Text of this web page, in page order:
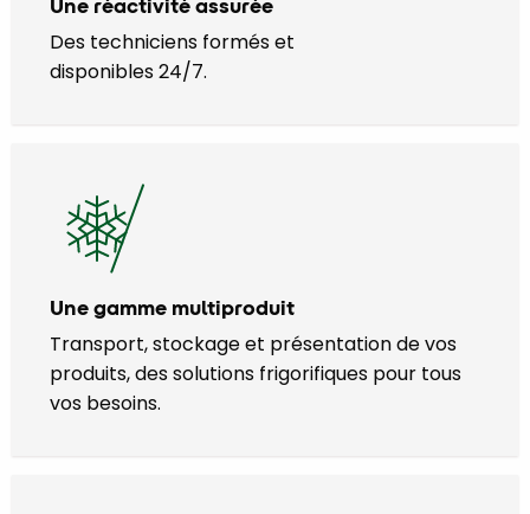
Une réactivité assurée
Des techniciens formés et
disponibles 24/7.
Une gamme multiproduit
Transport, stockage et présentation de vos
produits, des solutions frigorifiques pour tous
vos besoins.